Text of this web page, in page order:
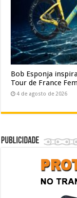
Bob Esponja
Tour de France
4 de agosto de 2026
Publicidade